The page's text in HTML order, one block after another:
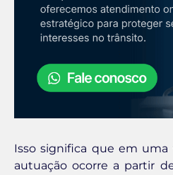
Isso significa que em
autuação ocorre a partir